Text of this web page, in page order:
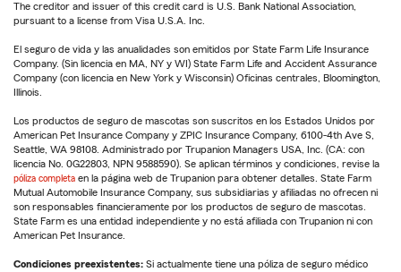
The creditor and issuer of this credit card is U.S. Bank National Association,
pursuant to a license from Visa U.S.A. Inc.
El seguro de vida y las anualidades son emitidos por State Farm Life Insurance
Company. (Sin licencia en MA, NY y WI) State Farm Life and Accident Assurance
Company (con licencia en New York y Wisconsin) Oficinas centrales, Bloomington,
Illinois.
Los productos de seguro de mascotas son suscritos en los Estados Unidos por
American Pet Insurance Company y ZPIC Insurance Company, 6100-4th Ave S,
Seattle, WA 98108. Administrado por Trupanion Managers USA, Inc. (CA: con
licencia No. 0G22803, NPN 9588590). Se aplican términos y condiciones, revise la
póliza completa en la página web de Trupanion para obtener detalles. State Farm
Mutual Automobile Insurance Company, sus subsidiarias y afiliadas no ofrecen ni
son responsables financieramente por los productos de seguro de mascotas.
State Farm es una entidad independiente y no está afiliada con Trupanion ni con
American Pet Insurance.
Condiciones preexistentes: Si actualmente tiene una póliza de seguro médico